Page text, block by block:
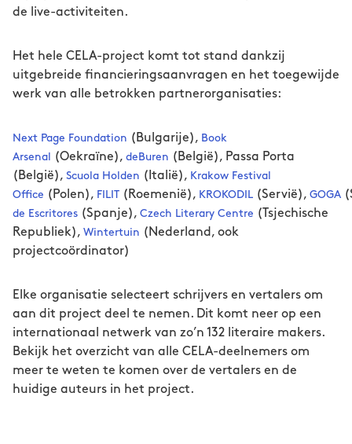
de live-activiteiten.
Het hele CELA-project komt tot stand dankzij
uitgebreide financieringsaanvragen en het toegewijde
werk van alle betrokken partnerorganisaties:
Next Page Foundation (Bulgarije), Book
Arsenal
(Oekraïne), deBuren (België), Passa Porta
(België), Scuola Holden (Italië), Krakow Festival
Office (Polen), FILIT (Roemenië), KROKODIL (Servië), GOGA
de Escritores (Spanje), Czech Literary Centre (Tsjechische
Republiek), Wintertuin (Nederland, ook
projectcoördinator)
Elke organisatie selecteert schrijvers en vertalers om
aan dit project deel te nemen. Dit komt neer op een
internationaal netwerk van zo’n 132 literaire makers.
Bekijk het overzicht van alle CELA-deelnemers om
meer te weten te komen over de vertalers en de
huidige auteurs in het project.